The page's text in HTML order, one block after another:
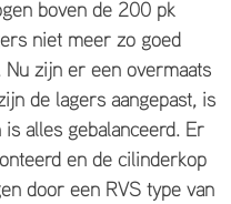
boven de 200 pk
niet meer zo goed
zijn er een overmaats
de lagers aangepast, is
alles gebalanceerd. Er
en de cilinderkop
door een RVS type van